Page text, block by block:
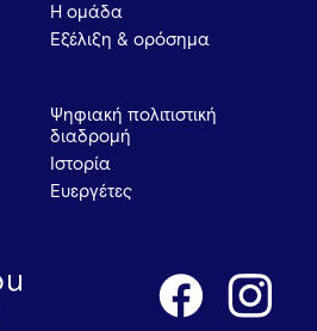
Η ομάδα
Εξέλιξη & ορόσημα
Ψηφιακή πολιτιστική
διαδρομή
Ιστορία
Ευεργέτες